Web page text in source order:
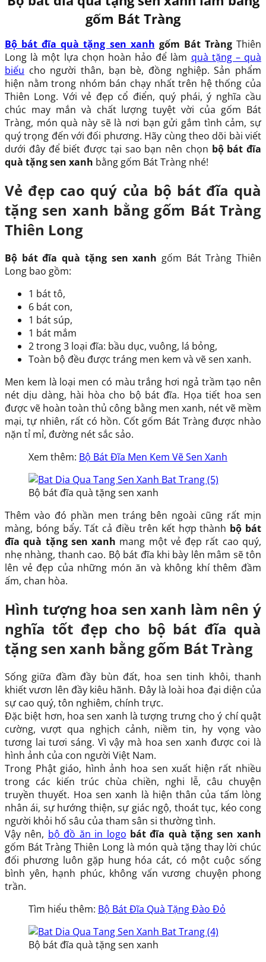
gốm Bát Tràng
Bộ bát đĩa quà tặng sen xanh gốm Bát TràngThiên
Long là một lựa chọn hoàn hảo để làm quà tặng – quà
biếu cho người thân, bạn bè, đồng nghiệp. Sản phẩm
hiện nằm trong nhóm bán chạy nhất trên hệ thống của
Thiên Long. Với vẻ đẹp cổ điển, quý phái, ý nghĩa cầu
chúc may mắn và chất lượng tuyệt vời của gốm Bát
Tràng, món quà này sẽ là nơi bạn gửi gắm tình cảm, sự
quý trọng đến với đối phương. Hãy cùng theo dõi bài viết
dưới đây để biết được tại sao bạn nên chọn bộ bát đĩa
quà tặng sen xanh bằng gốm Bát Tràng nhé!
Vẻ đẹp cao quý của bộ bát đĩa quà
tặng sen xanh bằng gốm Bát Tràng
Thiên Long
Bộ bát đĩa quà tặng sen xanh gốm Bát Tràng Thiên
Long bao gồm:
1 bát tô,
6 bát con,
1 bát súp,
1 bát mắm
2 trong 3 loại đĩa: bầu dục, vuông, lá bỏng,
Toàn bộ đều được tráng men kem và vẽ sen xanh.
Men kem là loại men có màu trắng hơi ngả trầm tạo nên
nét dịu dàng, hài hòa cho bộ bát đĩa. Họa tiết hoa sen
được vẽ hoàn toàn thủ công bằng men xanh, nét vẽ mềm
mại, tự nhiên, rất có hồn. Cốt gốm Bát Tràng được nhào
nặn tỉ mỉ, đường nét sắc sảo.
Xem thêm: Bộ Bát Đĩa Men Kem Vẽ Sen Xanh
Bộ bát đĩa quà tặng sen xanh
Thêm vào đó phần men tráng bên ngoài cũng rất mịn
màng, bóng bẩy. Tất cả điều trên kết hợp thành bộ bát
đĩa quà tặng sen xanh mang một vẻ đẹp rất cao quý,
nhẹ nhàng, thanh cao. Bộ bát đĩa khi bày lên mâm sẽ tôn
lên vẻ đẹp của những món ăn và không khí thêm đầm
ấm, chan hòa.
Hình tượng hoa sen xanh làm nên ý
nghĩa tốt đẹp cho bộ bát đĩa quà
tặng sen xanh bằng gốm Bát Tràng
Sống giữa đầm đầy bùn đất, hoa sen tinh khôi, thanh
khiết vươn lên đầy kiêu hãnh. Đây là loài hoa đại diện của
sự cao quý, tôn nghiêm, chính trực.
Đặc biệt hơn, hoa sen xanh là tượng trưng cho ý chí quật
cường, vượt qua nghịch cảnh, niềm tin, hy vọng vào
tương lai tươi sáng. Vì vậy mà hoa sen xanh được coi là
hình ảnh của con người Việt Nam.
Trong Phật giáo, hình ảnh hoa sen xuất hiện rất nhiều
trong các kiến trúc chùa chiền, nghi lễ, câu chuyện
truyền thuyết. Hoa sen xanh là hiện thân của tấm lòng
nhân ái, sự hướng thiện, sự giác ngộ, thoát tục, kéo cong
người khỏi hố sâu của tham sân si thường tình.
Vậy nên, bộ đồ ăn in logo bát đĩa quà tặng sen xanh
gốm Bát Tràng Thiên Long là món quà tặng thay lời chúc
đối phương luôn gặp hung hóa cát, có một cuộc sống
bình yên, hạnh phúc, không vấn vương chuyện phong
trần.
Tìm hiểu thêm: Bộ Bát Đĩa Quà Tặng Đào Đỏ
Bộ bát đĩa quà tặng sen xanh